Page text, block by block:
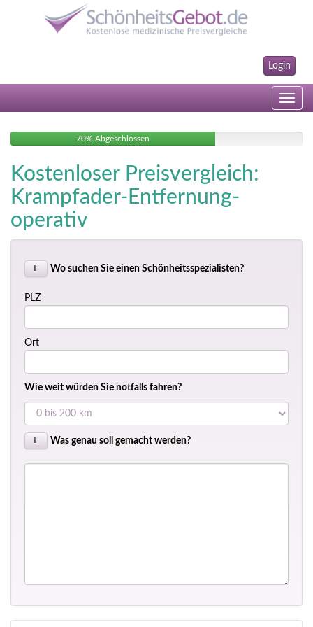
Login
Toggle
70% Abgeschlossen
Kostenloser Preisvergleich:
Krampfader-Entfernung-
operativ
Wo suchen Sie einen Schönheitsspezialisten?
PLZ
Ort
Wie weit würden Sie notfalls fahren?
Was genau soll gemacht werden?